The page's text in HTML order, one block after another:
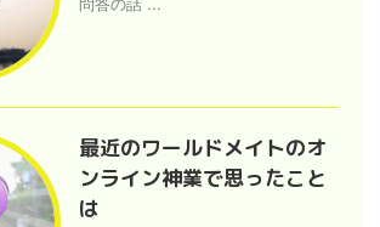
最近のワールドメイトのオ
ンライン神業で思ったこと
は